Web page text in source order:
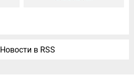
Новости в RSS